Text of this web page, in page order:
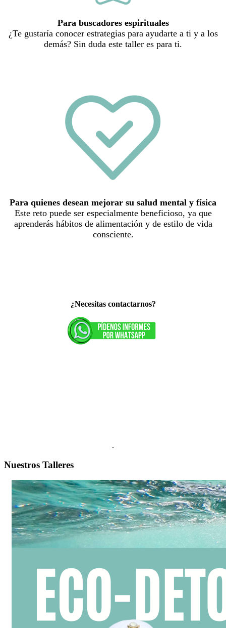
Para buscadores espirituales
¿Te gustaría conocer estrategias para ayudarte a ti y a los
demás? Sin duda este taller es para ti.
Para quienes desean mejorar su salud mental y física
Este reto puede ser especialmente beneficioso, ya que
aprenderás hábitos de alimentación y de estilo de vida
consciente.
¿Necesitas contactarnos?
.
Nuestros Talleres